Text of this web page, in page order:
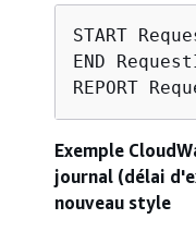
START
END
REPORT
Exemple
journal (délai
nouveau style